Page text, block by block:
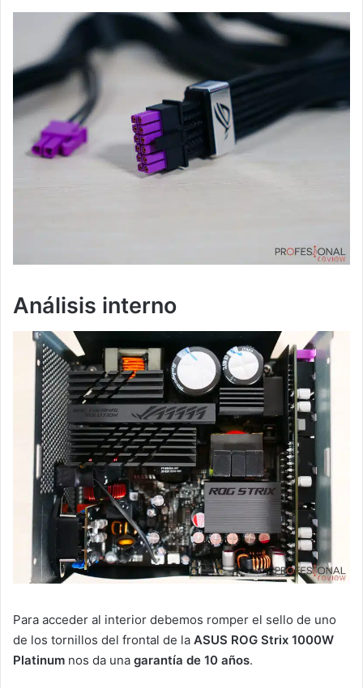
Análisis interno
Para acceder al interior debemos romper el sello de uno
de los tornillos del frontal de la ASUS ROG Strix 1000W
Platinum nos da una garantía de 10 años.